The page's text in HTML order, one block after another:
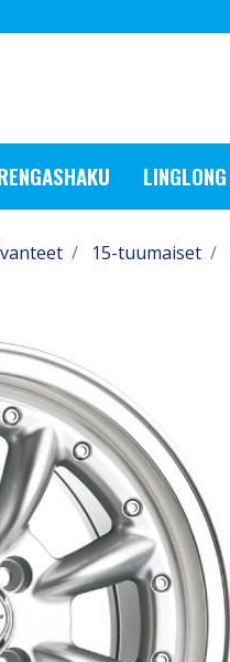
LINGLONG
15-tuumaiset